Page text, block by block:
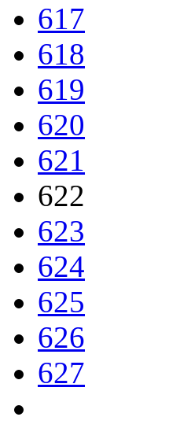
617
618
619
620
621
622
623
624
625
626
627